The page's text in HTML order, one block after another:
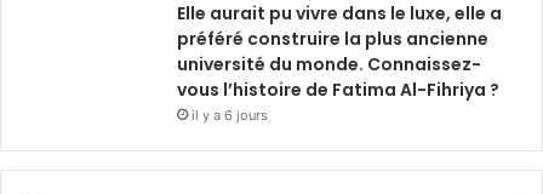
Elle aurait pu vivre dans le luxe, elle a
préféré construire la plus ancienne
université du monde. Connaissez-
vous l’histoire de Fatima Al-Fihriya ?
il y a 6 jours